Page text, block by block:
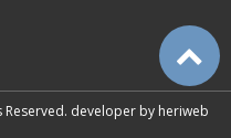
Reserved. developer by heriweb